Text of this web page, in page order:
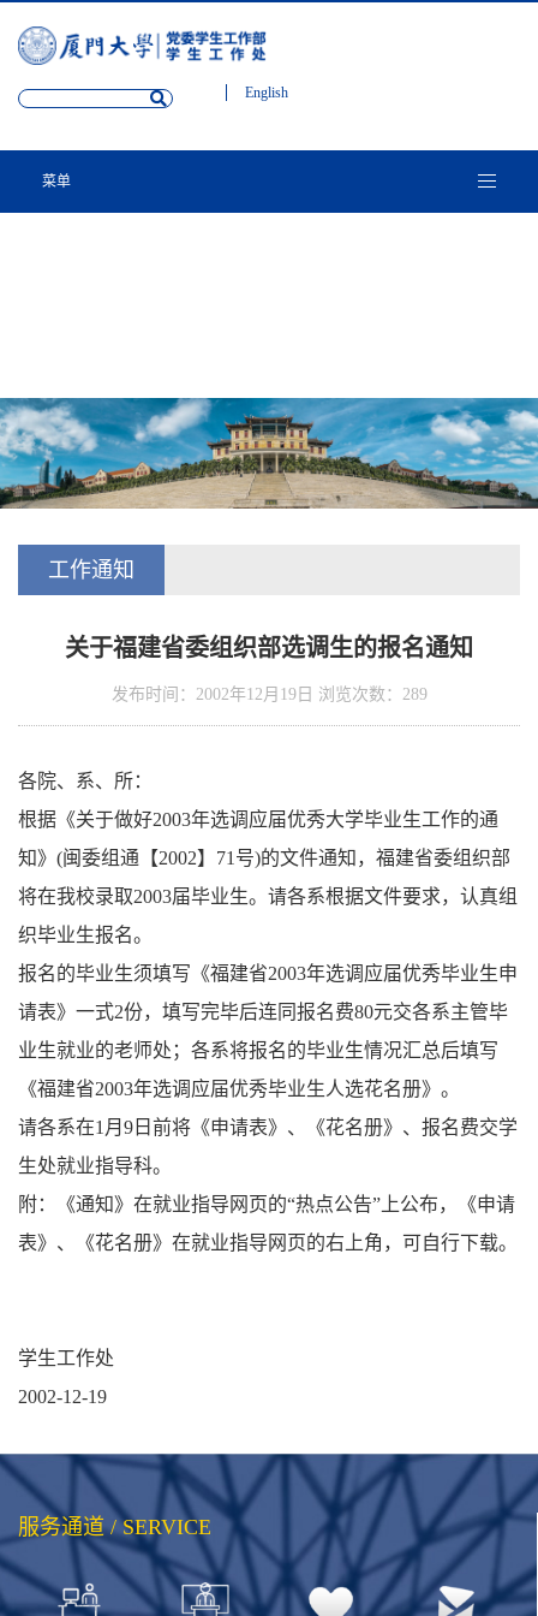
English
菜单
工作通知
关于福建省委组织部选调生的报名通知
发布时间：2002年12月19日 浏览次数： 289
各院、系、所：
根据《关于做好2003年选调应届优秀大学毕业生工作的通
知》(闽委组通【2002】71号)的文件通知，福建省委组织部
将在我校录取2003届毕业生。请各系根据文件要求，认真组
织毕业生报名。
报名的毕业生须填写《福建省2003年选调应届优秀毕业生申
请表》一式2份，填写完毕后连同报名费80元交各系主管毕
业生就业的老师处；各系将报名的毕业生情况汇总后填写
《福建省2003年选调应届优秀毕业生人选花名册》。
请各系在1月9日前将《申请表》、《花名册》、报名费交学
生处就业指导科。
附：《通知》在就业指导网页的“热点公告”上公布，《申请
表》、《花名册》在就业指导网页的右上角，可自行下载。
学生工作处
2002-12-19
服务通道 / SERVICE